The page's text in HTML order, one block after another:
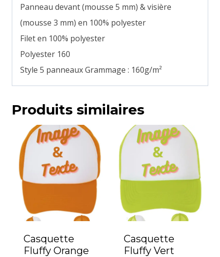
Panneau devant (mousse 5 mm) & visière
(mousse 3 mm) en 100% polyester
Filet en 100% polyester
Polyester 160
Style 5 panneaux Grammage : 160g/m²
Produits similaires
Casquette
Fluffy Orange
Casquette
Fluffy Vert